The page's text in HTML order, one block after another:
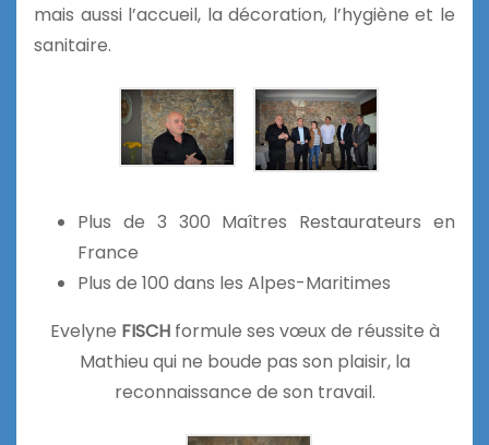
mais aussi l’accueil, la décoration, l’hygiène et le
sanitaire.
Plus de 3 300 Maîtres Restaurateurs en
France
Plus de 100 dans les Alpes-Maritimes
Evelyne FISCHformule ses vœux de réussite à
Mathieu qui ne boude pas son plaisir, la
reconnaissance de son travail.